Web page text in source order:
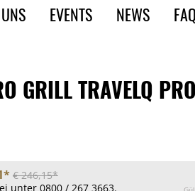
EVENTS NEWS FAQ
GRILL TRAVELQ
€ 246,15*
unter 0800 / 267 3663.